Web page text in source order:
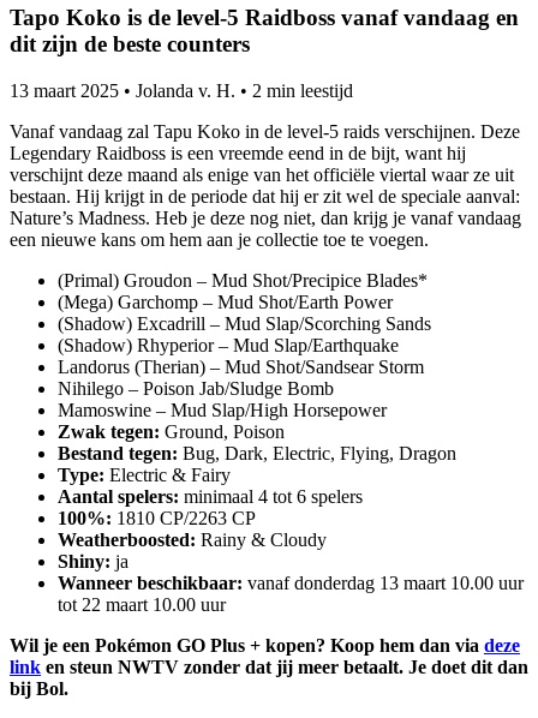
Tapo Koko is de level-5 Raidboss vanaf vandaag en
dit zijn de beste counters
13 maart 2025 • Jolanda v. H. • 2 min leestijd
Vanaf vandaag zal Tapu Koko in de level-5 raids verschijnen. Deze
Legendary Raidboss is een vreemde eend in de bijt, want hij
verschijnt deze maand als enige van het officiële viertal waar ze uit
bestaan. Hij krijgt in de periode dat hij er zit wel de speciale aanval:
Nature’s Madness. Heb je deze nog niet, dan krijg je vanaf vandaag
een nieuwe kans om hem aan je collectie toe te voegen.
(Primal) Groudon – Mud Shot/Precipice Blades*
(Mega) Garchomp – Mud Shot/Earth Power
(Shadow) Excadrill – Mud Slap/Scorching Sands
(Shadow) Rhyperior – Mud Slap/Earthquake
Landorus (Therian) – Mud Shot/Sandsear Storm
Nihilego – Poison Jab/Sludge Bomb
Mamoswine – Mud Slap/High Horsepower
Zwak tegen: Ground, Poison
Bestand tegen: Bug, Dark, Electric, Flying, Dragon
Type: Electric & Fairy
Aantal spelers: minimaal 4 tot 6 spelers
100%: 1810 CP/2263 CP
Weatherboosted: Rainy & Cloudy
Shiny: ja
Wanneer beschikbaar: vanaf donderdag 13 maart 10.00 uur
tot 22 maart 10.00 uur
Wil je een Pokémon GO Plus + kopen? Koop hem dan via deze
link en steun NWTV zonder dat jij meer betaalt. Je doet dit dan
bij Bol.